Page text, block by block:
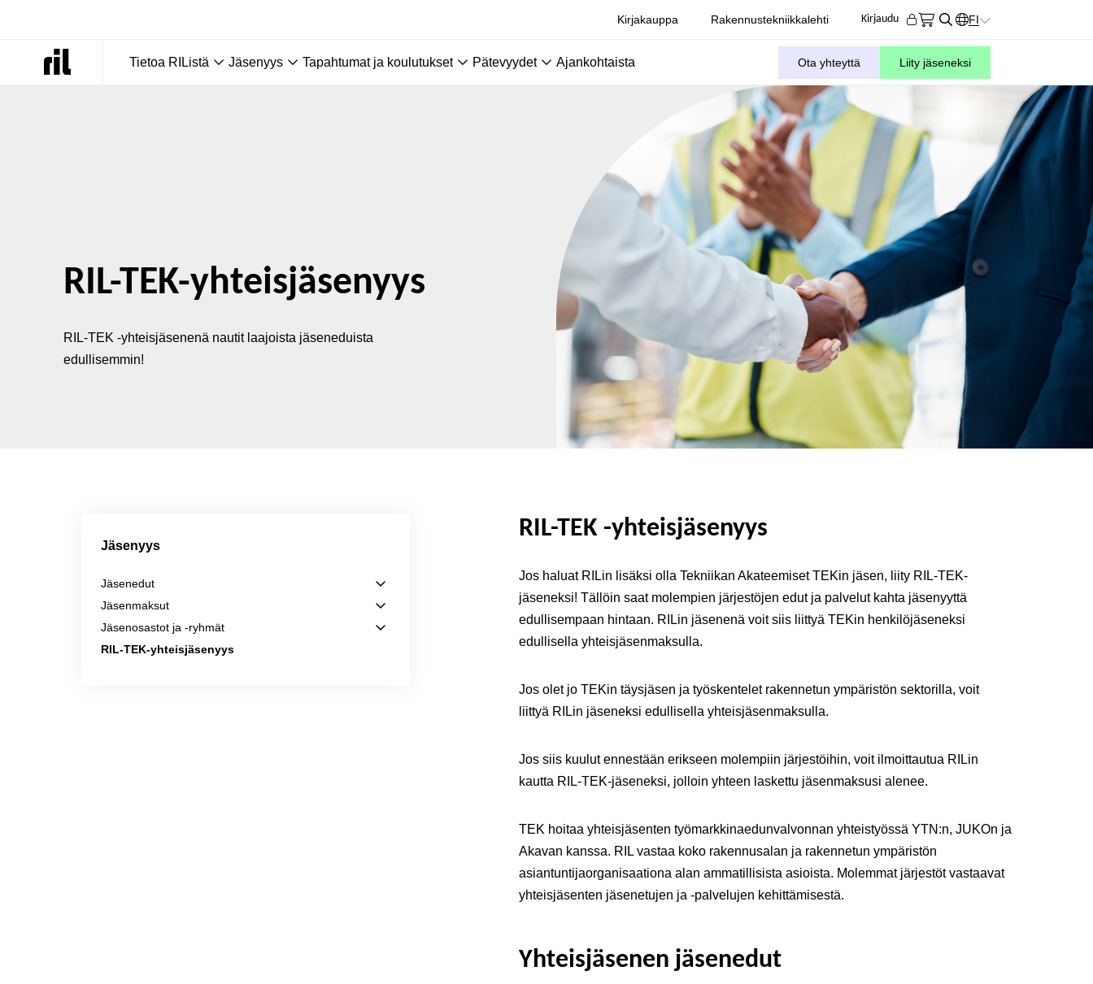
Kirjakauppa Rakennustekniikkalehti Kirjaudu FI
KIELIVALITSIN.
Tietoa RIListä Jäsenyys Tapahtumat ja koulutukset Pätevyydet Ajankohtaista Ota yhteyttä Liity jäseneksi
RIL-TEK-yhteisjäsenyys
RIL-TEK -yhteisjäsenenä nautit laajoista jäseneduista
edullisemmin!
RIL-TEK -yhteisjäsenyys
Jos haluat RILin lisäksi olla Tekniikan Akateemiset TEKin jäsen, liity RIL-TEK-
jäseneksi! Tällöin saat molempien järjestöjen edut ja palvelut kahta jäsenyyttä
edullisempaan hintaan. RILin jäsenenä voit siis liittyä TEKin henkilöjäseneksi
edullisella yhteisjäsenmaksulla.
Jos olet jo TEKin täysjäsen ja työskentelet rakennetun ympäristön sektorilla, voit
liittyä RILin jäseneksi edullisella yhteisjäsenmaksulla.
Jos siis kuulut ennestään erikseen molempiin järjestöihin, voit ilmoittautua RILin
kautta RIL-TEK-jäseneksi, jolloin yhteen laskettu jäsenmaksusi alenee.
TEK hoitaa yhteisjäsenten työmarkkinaedunvalvonnan yhteistyössä YTN:n, JUKOn ja
Akavan kanssa. RIL vastaa koko rakennusalan ja rakennetun ympäristön
asiantuntijaorganisaationa alan ammatillisista asioista. Molemmat järjestöt vastaavat
yhteisjäsenten jäsenetujen ja -palvelujen kehittämisestä.
Yhteisjäsenen jäsenedut
Jäsenyys
Jäsenedut
Jäsenmaksut
Jäsenosastot ja -ryhmät
RIL-TEK-yhteisjäsenyys